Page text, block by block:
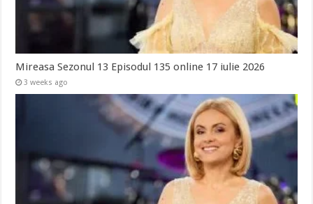
Mireasa Sezonul 13 Episodul 135 online 17 iulie 2026
3 weeks ago